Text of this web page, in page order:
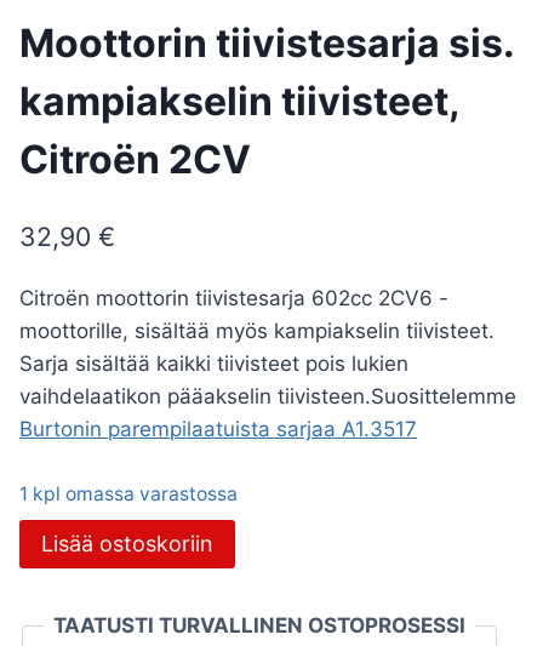
Moottorin tiivistesarja sis.
kampiakselin tiivisteet,
Citroën 2CV
32,90 €
Citroën moottorin tiivistesarja 602cc 2CV6 -
moottorille, sisältää myös kampiakselin tiivisteet.
Sarja sisältää kaikki tiivisteet pois lukien
vaihdelaatikon pääakselin tiivisteen.Suosittelemme
Burtonin parempilaatuista sarjaa A1.3517
1 kpl omassa varastossa
Moottorin
tiivistesarja
kampiakselin
Lisää ostoskoriin
TAATUSTI TURVALLINEN OSTOPROSESSI